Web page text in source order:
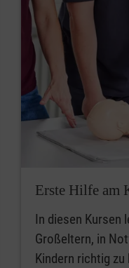
Erste Hilfe am
In diesen Kursen
Großeltern, in
Kindern richtig zu